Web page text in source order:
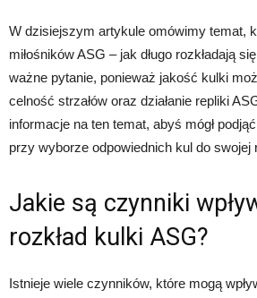
W dzisiejszym artykule omówimy temat,
miłośników ASG – jak długo rozkładają
ważne pytanie, ponieważ jakość kulki
celność strzałów oraz działanie repliki
informacje na ten temat, abyś mógł
przy wyborze odpowiednich kul do swojej
Jakie są czynniki
rozkład kulki ASG?
Istnieje wiele czynników, które mogą